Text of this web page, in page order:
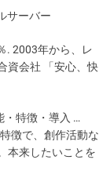
サーバー
. 2003年から、レ
資会社 「安心、快
・特徴・導入 …
徴で、創作活動な
本来したいことを